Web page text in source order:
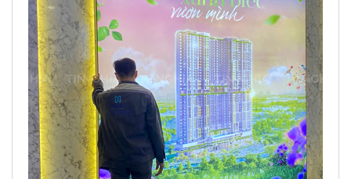
Dễ thay hình ảnh
: Chỉ cần nhét cạnh khung là
có thể thay nội dung nhanh chóng, thuận tiện
cho các chương trình khuyến mãi, quảng bá
sản phẩm.
Chất liệu bền bỉ: Khung nhôm định hình cao
cấp, mặt in bạt dẻo, pet dẻo nênbiển hộp đèn
nhét cạnh
có thể sử dụng bền trong nhiều năm.